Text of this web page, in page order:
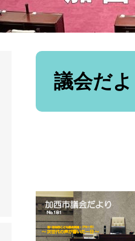
本
議会だ